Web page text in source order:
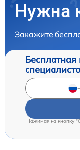
Нужна
Закажите
Бесплатная
Нажимая на кнопку